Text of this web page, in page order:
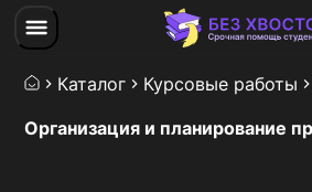
Каталог
Курсовые работы